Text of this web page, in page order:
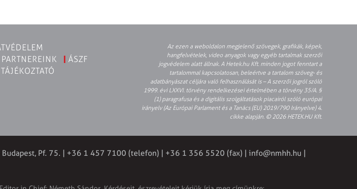
PARTNEREINK
ÁSZF
Az ezen a weboldalon megjelenő szövegek, grafikák, képek,
hangfelvételek, video anyagok vagy egyéb tartalmak szerzői
jogvédelem alatt állnak. A Hetek.hu Kft. minden jogot fenntart a
tartalommal kapcsolatosan, beleértve a tartalom szöveg- és
adatbányászat céljára való felhasználását is – A szerzői jogról szóló
1999. évi LXXVI. törvény rendelkezései értelmében a törvény 35/A. §
(1) paragrafusa és a digitális szolgáltatások piacairól szóló európai
irányelv (Az Európai Parlament és a Tanács (EU) 2019/790 Irányelve) 4.
cikke alapján. © 2026 HETEK.HU Kft.
Pf. 75. | +36 1 457 7100 (telefon) | +36 1 356 5520 (fax) | info@nmhh.hu